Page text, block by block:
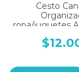
Cesto
ropa/juguetes